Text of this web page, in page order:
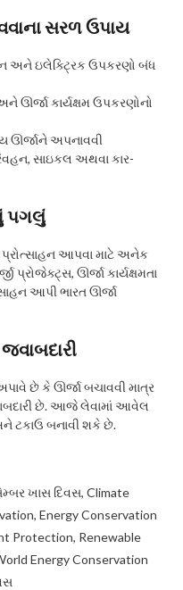
સરળ ઉપાય
અને ઇલેક્ટ્રિક ઉપકરણો બંધ
ઊર્જા કાર્યક્ષમ ઉપકરણોનો
ઊર્જાને અપનાવવી
સાઇકલ અથવા કાર-
પગલું
આપવા માટે અનેક
પ્રોજેક્ટ્સ, ઊર્જા કાર્યક્ષમતા
આપી ભારત ઊર્જા
છે કે ઊર્જા બચાવવી માત્ર
છે. આજે લેવામાં આવેલ
ટકાઉ બનાવી શકે છે.
ખાસ દિવસ,Climate
, Energy Conservation
Protection, Renewable
Energy Conservation